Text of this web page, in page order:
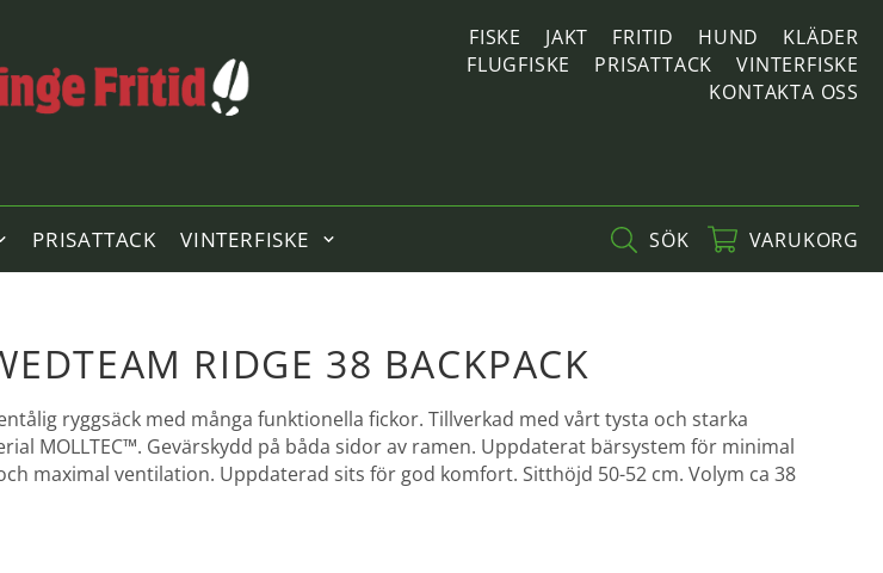
FISKE JAKT FRITID HUND
KLÄDER
FLUGFISKE
PRISATTACK
VINTERFISKE
KONTAKTA OSS
PRISATTACK VINTERFISKE SÖK VARUKORG
RIDGE 38 BACKPACK
ryggsäck med många funktionella fickor. Tillverkad med vårt tysta och starka
MOLLTEC™. Gevärskydd på båda sidor av ramen. Uppdaterat bärsystem för minimal
maximal ventilation. Uppdaterad sits för god komfort. Sitthöjd 50-52 cm. Volym ca 38